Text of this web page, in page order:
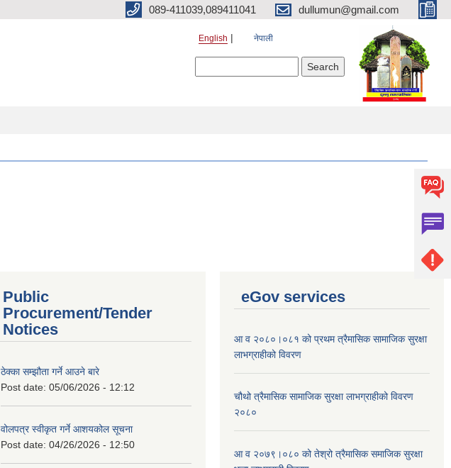
089-411039,089411041 dullumun@gmail.com
English नेपाली
Public
Procurement/Tender
Notices
ठेक्का सम्झौता गर्ने आउने बारे
Post date: 05/06/2026 - 12:12
वोलपत्र स्वीकृत गर्ने आशयकोल सूचना
Post date: 04/26/2026 - 12:50
eGov services
आ व २०८०।०८१ को प्रथम त्रैमासिक सामाजिक सुरक्षा
लाभग्राहीको विवरण
चौथो त्रैमासिक सामाजिक सुरक्षा लाभग्राहीको विवरण
२०८०
आ व २०७९।०८० को तेश्रो त्रैमासिक समाजिक सुरक्षा